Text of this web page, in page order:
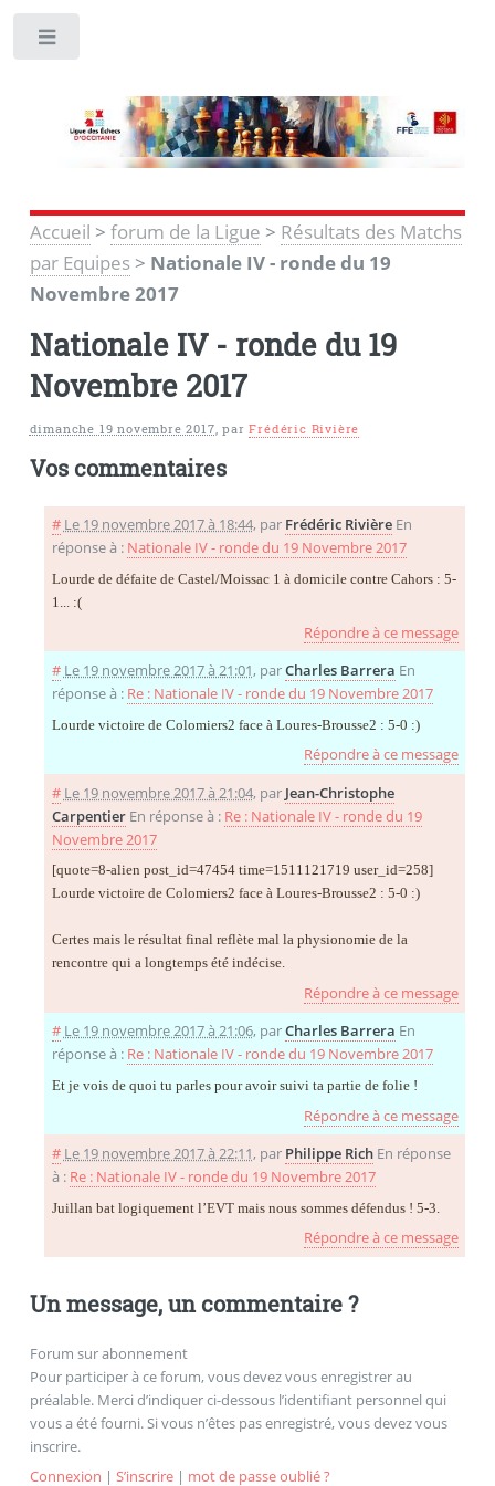
Accueil > forum de la Ligue > Résultats des Matchs
par Equipes> Nationale IV - ronde du 19
Novembre 2017
Nationale IV - ronde du 19
Novembre 2017
dimanche 19 novembre 2017,parFrédéric Rivière
Vos commentaires
# Le 19 novembre 2017 à 18:44, par Frédéric Rivière En
réponse à : Nationale IV - ronde du 19 Novembre 2017
Lourde de défaite de Castel/Moissac 1 à domicile contre Cahors : 5-
1... :(
Répondre à ce message
# Le 19 novembre 2017 à 21:01, parCharles Barrera En
réponse à : Re : Nationale IV - ronde du 19 Novembre 2017
Lourde victoire de Colomiers2 face à Loures-Brousse2 : 5-0 :)
Répondre à ce message
# Le 19 novembre 2017 à 21:04, par Jean-Christophe
Carpentier En réponse à : Re : Nationale IV - ronde du 19
Novembre 2017
[quote=8-alien post_id=47454 time=1511121719 user_id=258]
Lourde victoire de Colomiers2 face à Loures-Brousse2 : 5-0 :)
Certes mais le résultat final reflète mal la physionomie de la
rencontre qui a longtemps été indécise.
Répondre à ce message
# Le 19 novembre 2017 à 21:06, parCharles Barrera En
réponse à : Re : Nationale IV - ronde du 19 Novembre 2017
Et je vois de quoi tu parles pour avoir suivi ta partie de folie !
Répondre à ce message
# Le 19 novembre 2017 à 22:11, par Philippe Rich En réponse
à : Re : Nationale IV - ronde du 19 Novembre 2017
Juillan bat logiquement l’EVT mais nous sommes défendus ! 5-3.
Répondre à ce message
Un message, un commentaire ?
Forum sur abonnement
Pour participer à ce forum, vous devez vous enregistrer au
préalable. Merci d’indiquer ci-dessous l’identifiant personnel qui
vous a été fourni. Si vous n’êtes pas enregistré, vous devez vous
inscrire.
Connexion | S’inscrire| mot de passe oublié ?